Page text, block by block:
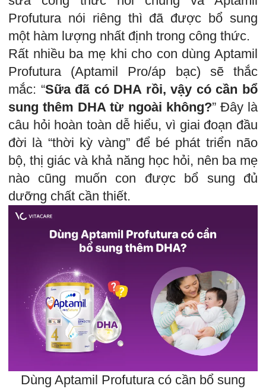
Profutura nói riêng thì đã được bổ sung
một hàm lượng nhất định trong công thức.
Rất nhiều ba mẹ khi cho con dùng Aptamil
Profutura (Aptamil Pro/áp bạc) sẽ thắc
mắc: “Sữa đã có DHA rồi, vậy có cần bổ
sung thêm DHA từ ngoài không?” Đây là
câu hỏi hoàn toàn dễ hiểu, vì giai đoạn đầu
đời là “thời kỳ vàng” để bé phát triển não
bộ, thị giác và khả năng học hỏi, nên ba mẹ
nào cũng muốn con được bổ sung đủ
dưỡng chất cần thiết.
Dùng Aptamil Profutura có cần bổ sung